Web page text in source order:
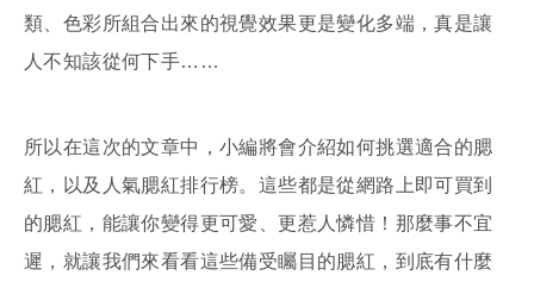
類、色彩所組合出來的視覺效果更是變化多端，真是讓
人不知該從何下手……
所以在這次的文章中，小編將會介紹如何挑選適合的腮
紅，以及人氣腮紅排行榜。這些都是從網路上即可買到
的腮紅，能讓你變得更可愛、更惹人憐惜！那麼事不宜
遲，就讓我們來看看這些備受矚目的腮紅，到底有什麼